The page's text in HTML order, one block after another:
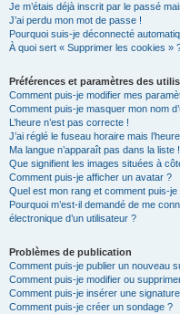
Je m’étais déjà inscrit par le passé
J’ai perdu mon mot de passe !
Pourquoi suis-je déconnecté
À quoi sert « Supprimer les cookies »
Préférences et paramètres des
Comment puis-je modifier mes
Comment puis-je masquer mon nom
L’heure n’est pas correcte !
J’ai réglé le fuseau horaire mais
Ma langue n’apparaît pas dans la liste !
Que signifient les images situées à
Comment puis-je afficher un avatar ?
Quel est mon rang et comment puis-je
Pourquoi m’est-il demandé de me
électronique d’un utilisateur ?
Problèmes de publication
Comment puis-je publier un nouveau
Comment puis-je modifier ou
Comment puis-je insérer une
Comment puis-je créer un sondage ?